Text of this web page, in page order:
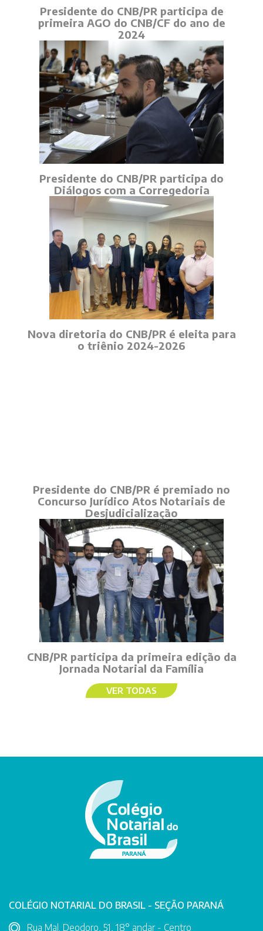
Presidente do CNB/PR participa de
primeira AGO do CNB/CF do ano de
2024
Presidente do CNB/PR participa do
Diálogos com a Corregedoria
Nova diretoria do CNB/PR é eleita para
o triênio 2024-2026
Presidente do CNB/PR é premiado no
Concurso Jurídico Atos Notariais de
Desjudicialização
CNB/PR participa da primeira edição da
Jornada Notarial da Família
VER TODAS
COLÉGIO NOTARIAL DO BRASIL - SEÇÃO PARANÁ
Rua Mal. Deodoro, 51, 18° andar - Centro